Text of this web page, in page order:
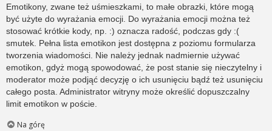
Emotikony, zwane też uśmieszkami, to małe obrazki, które mogą
być użyte do wyrażania emocji. Do wyrażania emocji można też
stosować krótkie kody, np. :) oznacza radość, podczas gdy :(
smutek. Pełna lista emotikon jest dostępna z poziomu formularza
tworzenia wiadomości. Nie należy jednak nadmiernie używać
emotikon, gdyż mogą spowodować, że post stanie się nieczytelny i
moderator może podjąć decyzję o ich usunięciu bądź też usunięciu
całego posta. Administrator witryny może określić dopuszczalny
limit emotikon w poście.
Na górę